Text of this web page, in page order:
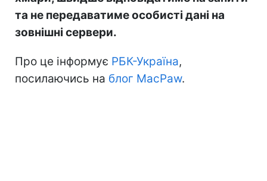
та не передаватиме особисті дані на
зовнішні сервери.
Про це інформує РБК-Україна,
посилаючись на блог MacPaw.